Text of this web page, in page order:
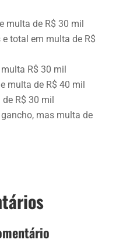
multa de R$ 30 mil
total em multa de R$
R$ 30 mil
multa de R$ 40 mil
R$ 30 mil
mas multa de